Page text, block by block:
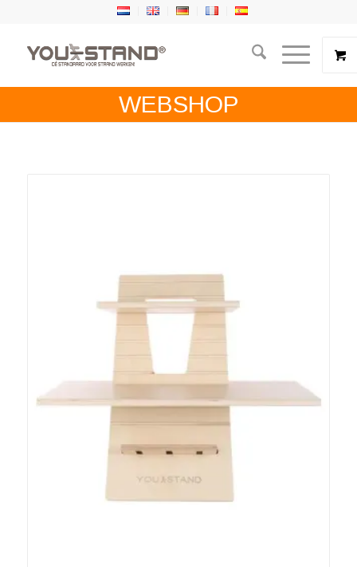
WEBSHOP